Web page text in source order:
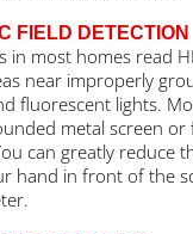
ELECTRIC FIELD
A few areas in most
include areas near
screens, and
using a grounded
available. You can
placing your hand in
TriField meter.